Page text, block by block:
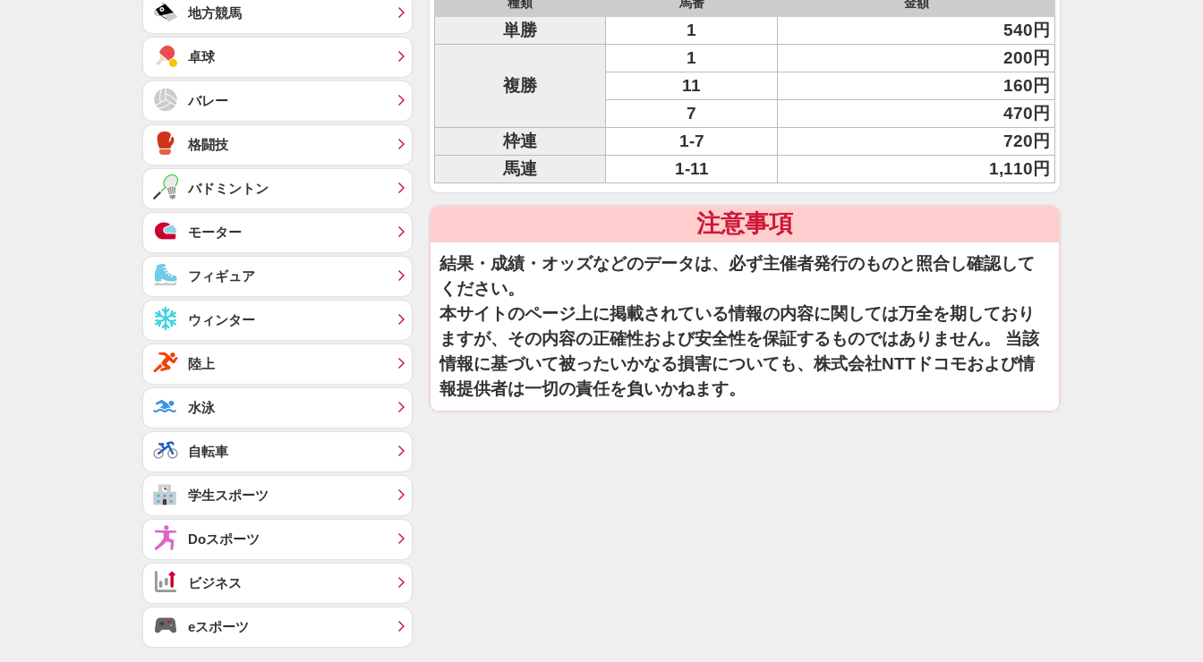
種類 馬番 金額
単勝 1 540円
複勝
1
200円
11
160円
7
470円
枠連
1-7
720円
馬連
1-11 1,110円
注意事項
結果・成績・オッズなどのデータは、必ず主催者発行のものと照合し確認して
ください。
本サイトのページ上に掲載されている情報の内容に関しては万全を期しており
ますが、その内容の正確性および安全性を保証するものではありません。 当該
情報に基づいて被ったいかなる損害についても、株式会社NTTドコモおよび情
報提供者は一切の責任を負いかねます。
地方競馬
卓球
バレー
格闘技
バドミントン
モーター
フィギュア
ウィンター
陸上
水泳
自転車
学生スポーツ
Doスポーツ
ビジネス
eスポーツ